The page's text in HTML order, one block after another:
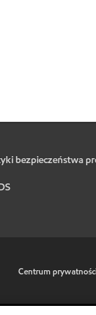
bezpieczeństwa
Centrum